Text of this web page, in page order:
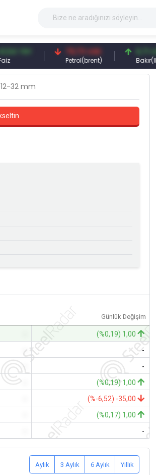
79,73 USD
Petrol(brent)
6,71 USD
Bakır(lb)
32 mm
Günlük Değişim
(%0,19) 1,00
-
-
-
-
(%0,19) 1,00
(%-6,52) -35,00
(%0,17) 1,00
-
Aylık 3 Aylık 6 Aylık Yıllık